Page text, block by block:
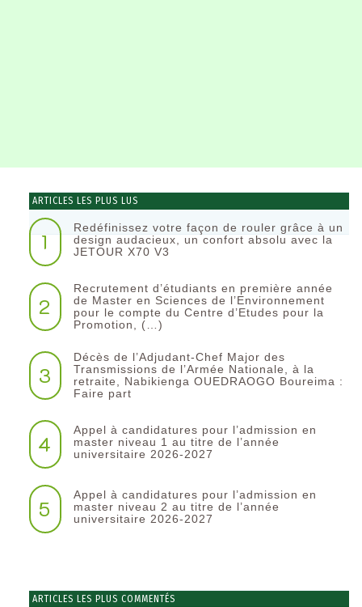
ARTICLES LES PLUS LUS
1
Redéfinissez votre façon de rouler grâce à un
design audacieux, un confort absolu avec la
JETOUR X70 V3
2
Recrutement d’étudiants en première année
de Master en Sciences de l’Environnement
pour le compte du Centre d’Etudes pour la
Promotion, (…)
3
Décès de l’Adjudant-Chef Major des
Transmissions de l’Armée Nationale, à la
retraite, Nabikienga OUEDRAOGO Boureima :
Faire part
4
Appel à candidatures pour l’admission en
master niveau 1 au titre de l’année
universitaire 2026-2027
5
Appel à candidatures pour l’admission en
master niveau 2 au titre de l’année
universitaire 2026-2027
ARTICLES LES PLUS COMMENTÉS